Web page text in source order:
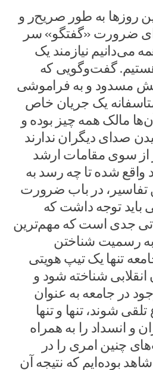
روز‌ها به طور صریح‌ر و
ضرورت «گفتگو» سر
می‌دانیم نیازمند یک
گفت‌وگویی که
مسدود و به فراموشی
یک جریان خاص
مالک همه چیز بوده و
صدای دیگران ندارند
از سوی مقامات ارشد
واقع شده تا چه رسد به
تفاسیر، در باب ضرورت
باید توجه داشت که
جدی است که مهم‌ترین
رسمیت شناختن
تنها یک تیپ هویتی
شناخته شود و
در جامعه به عنوان
شوند، تنها و تنها
و انسداد را به همراه
چنین امری را در
بوده‌ایم که نتیجه آن